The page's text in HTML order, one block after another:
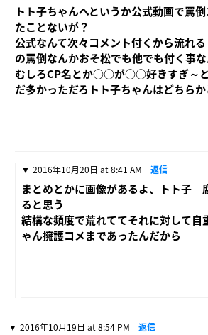
トト子ちゃんへというか公式動画で罵
たことないが？
公式なんて次々コメント付くから流れ
の罵倒なんかおそ松でも他でも付く事
むしろCP名とか○○が○○好きすぎ～と
だ多かっただろトト子ちゃんはどちら
2016年10月20日 at 8:41 AM 返信
まとめとかに画像があるよ、トト子
ると思う
結構な頻度で荒れててそれに対して自
ゃん擁護コメまであったんだから
2016年10月19日 at 8:54 PM 返信